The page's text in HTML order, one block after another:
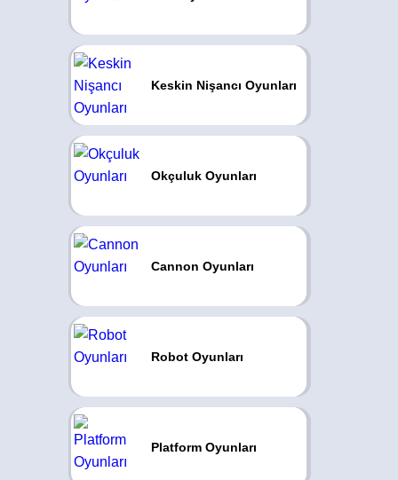
Keskin Nişancı Oyunları
Okçuluk Oyunları
Cannon Oyunları
Robot Oyunları
Platform Oyunları